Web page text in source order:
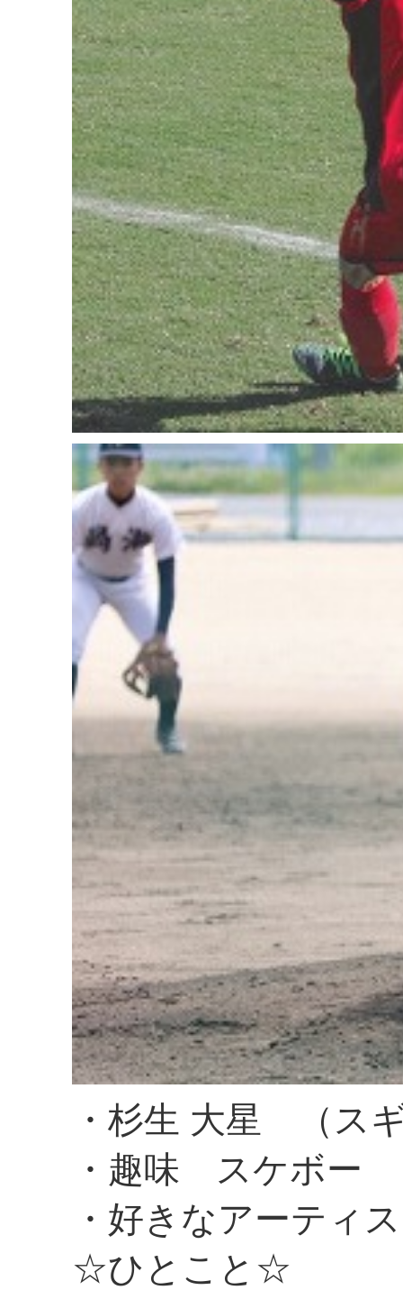
・杉生 大星 （ス
・趣味 スケボー
・好きなアーティ
☆ひとこと☆